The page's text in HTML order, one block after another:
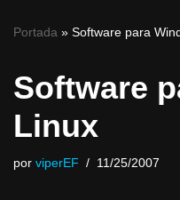
Portada » Software para
Software
Linux
por viperEF 11/25/2007